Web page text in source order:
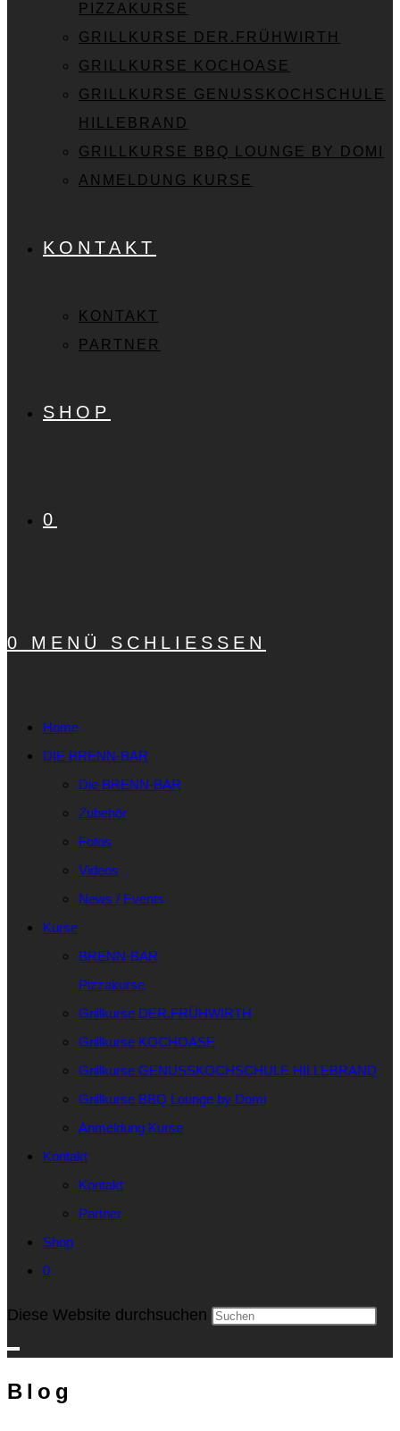
PIZZAKURSE
GRILLKURSE DER.FRÜHWIRTH
GRILLKURSE KOCHOASE
GRILLKURSE GENUSSKOCHSCHULE
HILLEBRAND
GRILLKURSE BBQ LOUNGE BY DOMI
ANMELDUNG KURSE
KONTAKT
KONTAKT
PARTNER
SHOP
0
0 MENÜ SCHLIESSEN
Home
DIE BRENN-BAR
Die BRENN-BAR
Zubehör
Fotos
Videos
News / Events
Kurse
BRENN-BAR
Pizzakurse
Grillkurse DER.FRÜHWIRTH
Grillkurse KOCHOASE
Grillkurse GENUSSKOCHSCHULE HILLEBRAND
Grillkurse BBQ Lounge by Domi
Anmeldung Kurse
Kontakt
Kontakt
Partner
Shop
0
Diese Website durchsuchen
Blog